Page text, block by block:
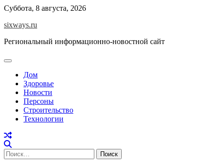
Перейти
содержимому
Суббота, 8 августа, 2026
sixways.ru
Региональный информационно-новостной сайт
Дом
Здоровье
Новости
Персоны
Строительство
Технологии
Найти: